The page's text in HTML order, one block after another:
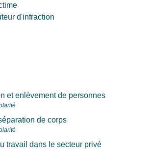
d'infraction
et enlèvement de personnes
de corps
travail dans le secteur privé